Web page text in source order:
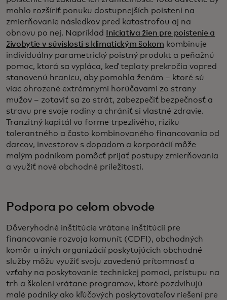
mohlo rozšíriť ponuku dostupnejších poistení na
zmierňovanie následkov pred katastrofou aj na
obnovu po nej. Napríklad
Iniciatíva žien pre poistenie a
živobytie v súvislosti s klimatickým šokom kombinuje
individuálny parametrický poistný produkt a peňažnú
pomoc, ktorá sa vypláca, keď teploty prekročia vopred
stanovenú hranicu, aby pomohla ženám – ktoré sú
viac ohrozené extrémnymi horúčavami zo strany
mužov – zotaviť sa zo strát, zabezpečiť bezpečnosť a
stravu pre svoje rodiny a chrániť si vlastné zdravie.
Tranzitný kapitál vo forme trpezlivého, riziku
tolerantného a často kombinovaného financovania od
darcov, investorov s dopadom a korporácií môže
malým podnikom pomôcť prijať postupy zmierňovania
a využiť nové obchodné príležitosti.
Podpora po celom obvode
Dôveryhodné inštitúcie vrátane inštitúcií pre
financovanie rozvoja komunít (CDFI), obchodných
komôr a iných organizácií poskytujúcich obchodné
služby môžu využiť svoju zavedenú prítomnosť a
vzťahy na poskytovanie technickej pomoci, prístupu na
trh a školení vrátane programov, ktoré pozdvihujú
malé podniky ako kľúčových poskytovateľov riešení pre